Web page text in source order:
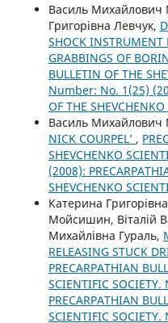
Василь
Григорівна Левчук,
SHOCK
GRABBINGS OF
BULLETIN OF THE
Number: No. 1(25)
OF THE
Василь
NICK COURPEL’ ,
SHEVCHENKO
(2008):
SHEVCHENKO
Катерина
Мойсишин, Віталій
Михайлівна Гураль,
RELEASING STUCK
PRECARPATHIAN
SCIENTIFIC
PRECARPATHIAN
SCIENTIFIC